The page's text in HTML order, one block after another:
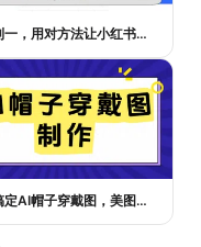
从零到一，用对方法让小红书种草笔记的流量自己找上门
轻松搞定AI帽子穿戴图，美图设计室电商主图教程